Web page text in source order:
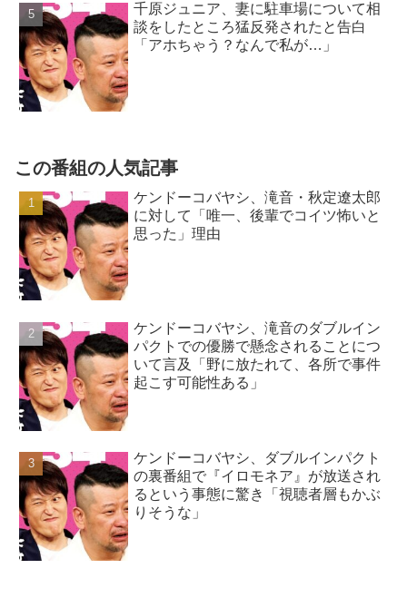
千原ジュニア、妻に駐車場について相
談をしたところ猛反発されたと告白
「アホちゃう？なんで私が…」
この番組の人気記事
ケンドーコバヤシ、滝音・秋定遼太郎
に対して「唯一、後輩でコイツ怖いと
思った」理由
ケンドーコバヤシ、滝音のダブルイン
パクトでの優勝で懸念されることにつ
いて言及「野に放たれて、各所で事件
起こす可能性ある」
ケンドーコバヤシ、ダブルインパクト
の裏番組で『イロモネア』が放送され
るという事態に驚き「視聴者層もかぶ
りそうな」